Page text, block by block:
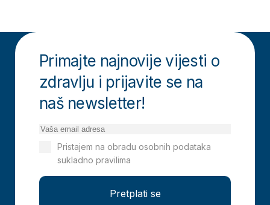
Primajte najnovije vijesti o
zdravlju i prijavite se na
naš newsletter!
Pretplati se
Pristajem na obradu osobnih podataka
sukladno pravilima